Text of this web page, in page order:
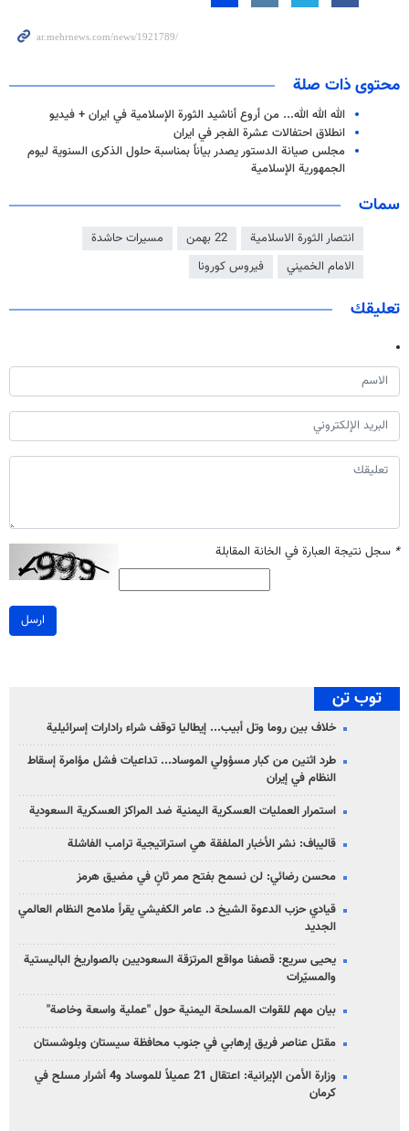
محتوى ذات صلة
الله الله الله... من أروع أناشيد الثورة الإسلامية في ايران + فیدیو
انطلاق احتفالات عشرة الفجر في ايران
مجلس صيانة الدستور يصدر بياناً بمناسبة حلول الذكرى السنوية ليوم
الجمهورية الإسلامية
سمات
انتصار الثورة الاسلامية 22 بهمن
مسيرات حاشدة
الامام الخميني
فيروس كورونا
تعليقك
* سجل نتيجة العبارة في الخانة المقابلة
ارسل
توب تن
خلاف بين روما وتل أبيب... إيطاليا توقف شراء رادارات إسرائيلية
طرد اثنين من كبار مسؤولي الموساد... تداعيات فشل مؤامرة إسقاط
النظام في إيران
استمرار العمليات العسكرية اليمنية ضد المراكز العسكرية السعودية
قاليباف: نشر الأخبار الملفقة هي استراتيجية ترامب الفاشلة
محسن رضائي: لن نسمح بفتح ممر ثانٍ في مضيق هرمز
قيادي حزب الدعوة الشيخ د. عامر الكفيشي يقرأ ملامح النظام العالمي
الجديد
يحيى سريع: قصفنا مواقع المرتزقة السعوديين بالصواريخ الباليستية
والمسيّرات
بيان مهم للقوات المسلحة اليمنية حول "عملية واسعة وخاصة"
مقتل عناصر فريق إرهابي في جنوب محافظة سيستان وبلوشستان
وزارة الأمن الإيرانية: اعتقال 21 عميلاً للموساد و4 أشرار مسلح في
كرمان